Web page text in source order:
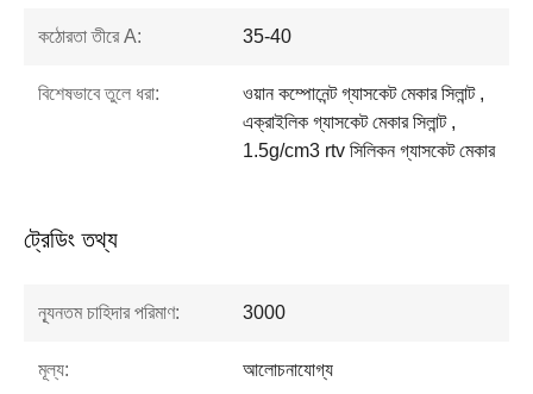
কঠোরতা তীরে A: 35-40
বিশেষভাবে তুলে ধরা:
ওয়ান কম্পোনেন্ট গ্যাসকেট মেকার সিলান্ট ,
এক্রাইলিক গ্যাসকেট মেকার সিলান্ট ,
1.5g/cm3 rtv সিলিকন গ্যাসকেট মেকার
ট্রেডিং তথ্য
ন্যূনতম চাহিদার পরিমাণ: 3000
মূল্য: আলোচনাযোগ্য